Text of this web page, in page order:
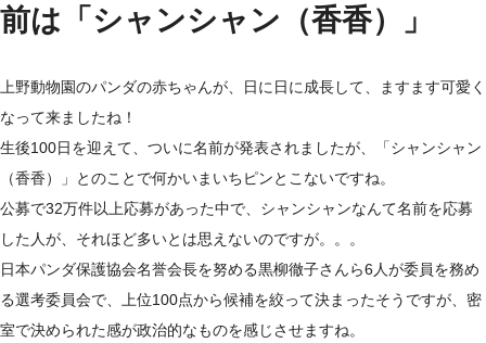
前は「シャンシャン（香香）」
上野動物園のパンダの赤ちゃんが、日に日に成長して、ますます可愛く
なって来ましたね！
生後100日を迎えて、ついに名前が発表されましたが、「シャンシャン
（香香）」とのことで何かいまいちピンとこないですね。
公募で32万件以上応募があった中で、シャンシャンなんて名前を応募
した人が、それほど多いとは思えないのですが。。。
日本パンダ保護協会名誉会長を努める黒柳徹子さんら6人が委員を務め
る選考委員会で、上位100点から候補を絞って決まったそうですが、密
室で決められた感が政治的なものを感じさせますね。